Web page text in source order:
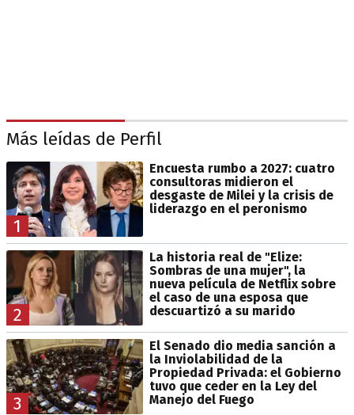
Más leídas de Perfil
1
Encuesta rumbo a 2027: cuatro
consultoras midieron el
desgaste de Milei y la crisis de
liderazgo en el peronismo
2
La historia real de "Elize:
Sombras de una mujer", la
nueva película de Netflix sobre
el caso de una esposa que
descuartizó a su marido
3
El Senado dio media sanción a
la Inviolabilidad de la
Propiedad Privada: el Gobierno
tuvo que ceder en la Ley del
Manejo del Fuego